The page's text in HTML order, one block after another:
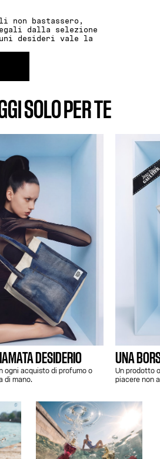
non bastassero,
dalla selezione
desideri vale la
SOLO PER TE
DESIDERIO
ogni acquisto di profumo o
di mano.
UNA
Un prodotto
piacere non